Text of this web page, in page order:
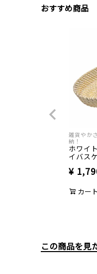
おすすめ商品
雑貨やか
納！
ホワイ
イバス
¥
カー
この商品を見